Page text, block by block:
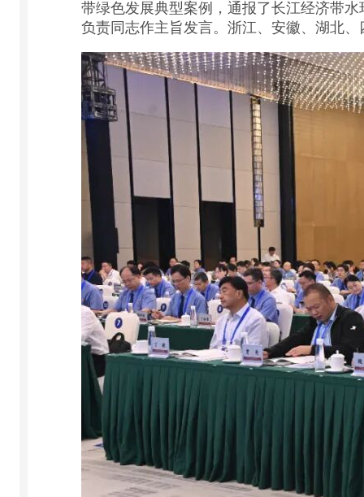
带绿色发展典型案例，通报了长江经济带
负责同志作主旨发言。浙江、安徽、湖北